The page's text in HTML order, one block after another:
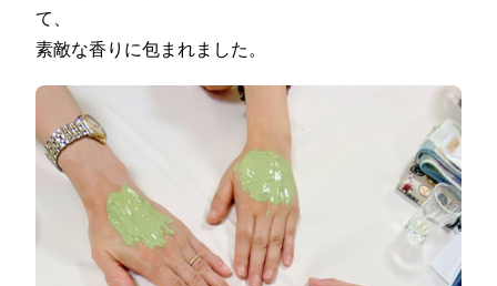
て、
素敵な香りに包まれました。